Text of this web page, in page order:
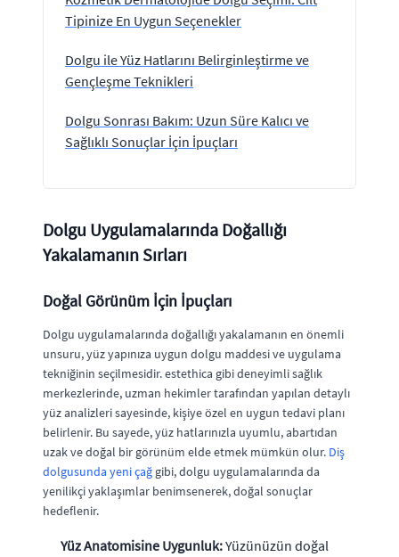
Tipinize En Uygun Seçenekler
Dolgu ile Yüz Hatlarını Belirginleştirme ve
Gençleşme Teknikleri
Dolgu Sonrası Bakım: Uzun Süre Kalıcı ve
Sağlıklı Sonuçlar İçin İpuçları
Dolgu Uygulamalarında Doğallığı
Yakalamanın Sırları
Doğal Görünüm İçin İpuçları
Dolgu uygulamalarında doğallığı yakalamanın en önemli
unsuru, yüz yapınıza uygun dolgu maddesi ve uygulama
tekniğinin seçilmesidir. estethica gibi deneyimli sağlık
merkezlerinde, uzman hekimler tarafından yapılan detaylı
yüz analizleri sayesinde, kişiye özel en uygun tedavi planı
belirlenir. Bu sayede, yüz hatlarınızla uyumlu, abartıdan
uzak ve doğal bir görünüm elde etmek mümkün olur. Diş
dolgusunda yeni çağ gibi, dolgu uygulamalarında da
yenilikçi yaklaşımlar benimsenerek, doğal sonuçlar
hedeflenir.
Yüz Anatomisine Uygunluk:Yüzünüzün doğal